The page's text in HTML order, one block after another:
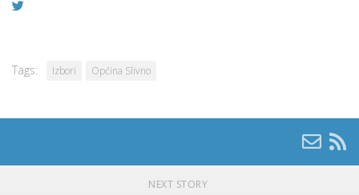
Tags: Izbori Općina Slivno
NEXT STORY